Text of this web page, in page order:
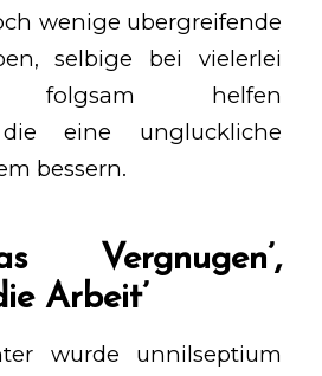
wenige ubergreifende
selbige bei vielerlei
folgsam helfen
die eine ungluckliche
bessern.
Vergnugen’,
Arbeit’
wurde unnilseptium